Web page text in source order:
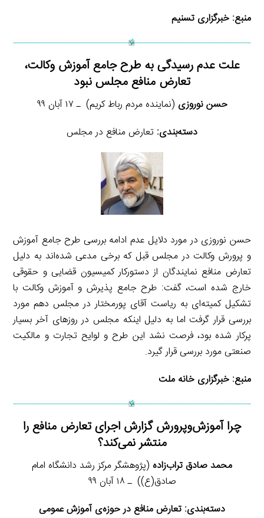
منبع: خبرگزاری تسنیم
علت عدم رسیدگی به طرح جامع آموزش وکالت،
تعارض منافع مجلس نبود
حسن نوروزی (نماینده مردم رباط کریم) ـ ۱۷ آبان ۹۹
دسته‌بندی: تعارض منافع در مجلس
حسن نوروزی در مورد دلایل عدم ادامه بررسی طرح جامع آموزش
و پرورش وکالت در مجلس قبل که برخی مدعی شده‌اند به دلیل
تعارض منافع نمایندگان از دستورکار کمیسیون قضایی و حقوقی
خارج شده است، گفت: طرح جامع پذیرش و آموزش وکالت با
تشکیل کمیته‌ای به ریاست آقای پورمختار در مجلس دهم مورد
بررسی قرار گرفت اما به دلیل اینکه مجلس در روزهای آخر بسیار
پرکار شده بود، فرصت نشد این طرح و لوایح تجارت و مالکیت
صنعتی مورد بررسی قرار گیرد.
منبع: خبرگزاری خانه ملت
چرا آموزش‌وپرورش گزارش اجرای تعارض منافع را
منتشر نمی‌کند؟
محمد صادق تراب‌زاده (پژوهشگر مرکز رشد دانشگاه امام
صادق(ع)) ـ ۱۸ آبان ۹۹
دسته‌بندی: تعارض منافع در حوزه‌ی آموزش عمومی